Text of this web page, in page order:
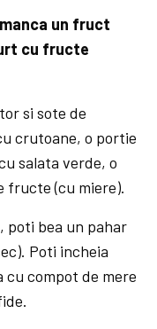
un fruct
cu fructe
si sote de
crutoane, o portie
salata verde, o
fructe (cu miere).
poti bea un pahar
Poti incheia
cu compot de mere